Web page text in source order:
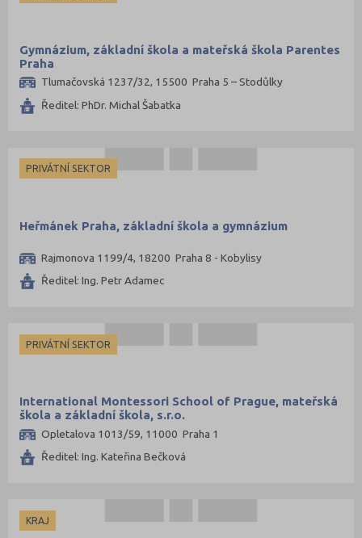
Gymnázium, základní škola a mateřská škola Parentes
Praha
Tlumačovská 1237/32, 15500 Praha 5 – Stodůlky
Ředitel: PhDr. Michal Šabatka
PRIVÁTNÍ SEKTOR
Heřmánek Praha, základní škola a gymnázium
Rajmonova 1199/4, 18200 Praha 8 - Kobylisy
Ředitel: Ing. Petr Adamec
PRIVÁTNÍ SEKTOR
International Montessori School of Prague, mateřská
škola a základní škola, s.r.o.
Opletalova 1013/59, 11000 Praha 1
Ředitel: Ing. Kateřina Bečková
KRAJ